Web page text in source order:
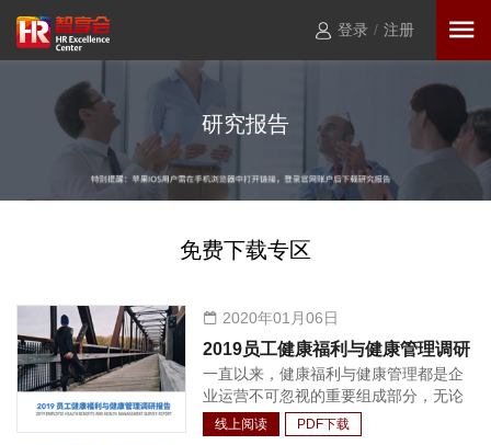
登录 / 注册
研究报告
免费下载专区
2020年01月06日
2019员工健康福利与健康管理调研
报告
一直以来，健康福利与健康管理都是企
业运营不可忽视的重要组成部分，无论
是对于公司竞争力还是员工生产力，都
不可或缺。发展至今，“以人为本”的核
线上阅读 PDF下载